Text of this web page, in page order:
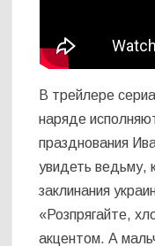
В трейлере
наряде
празднования
увидеть ведьму,
заклинания
«Розпрягайте,
акцентом. А